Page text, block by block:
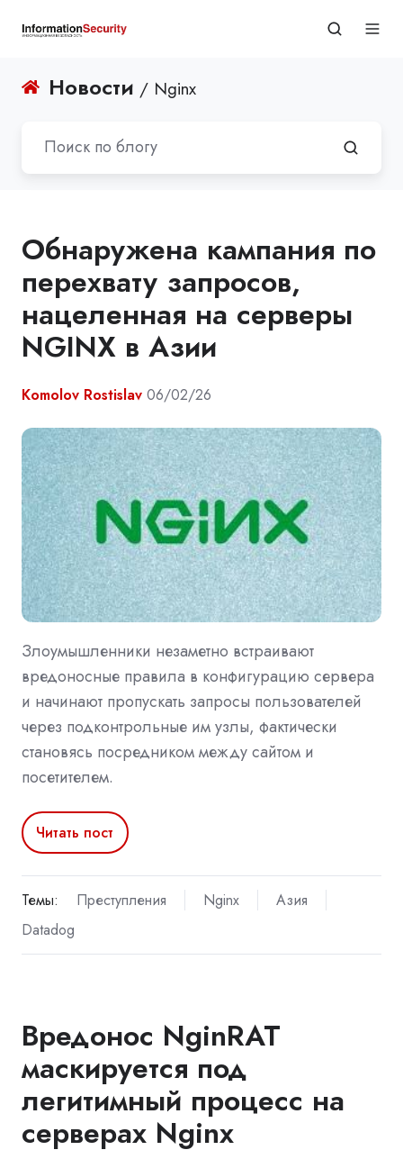
Новости / Nginx
Обнаружена кампания по
перехвату запросов,
нацеленная на серверы
NGINX в Азии
Komolov Rostislav 06/02/26
Злоумышленники незаметно встраивают
вредоносные правила в конфигурацию сервера
и начинают пропускать запросы пользователей
через подконтрольные им узлы, фактически
становясь посредником между сайтом и
посетителем.
Читать пост
Темы: Преступления Nginx
Азия
Datadog
Вредонос NginRAT
маскируется под
легитимный процесс на
серверах Nginx